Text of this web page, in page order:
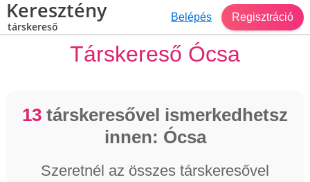
Keresztény
társkereső
Belépés Regisztráció
Társkereső Ócsa
13 társkeresővel ismerkedhetsz
innen: Ócsa
Szeretnél az összes társkeresővel